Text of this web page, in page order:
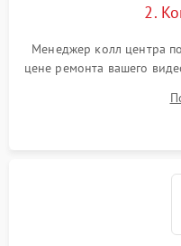
2.
Менеджер колл центра
цене ремонта вашего